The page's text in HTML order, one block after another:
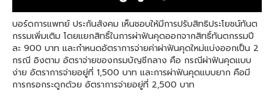
บอร์ดการแพทย์ ประกันสังคม เห็นชอบให้มีการปรับสิทธิประโยชน์ทันต
กรรมเพิ่มเติม โดยแยกสิทธิ์ในการผ่าฟันคุดออกจากสิทธิ์ทันตกรรมปี
ละ 900 บาท และกำหนดอัตราการจ่ายค่าผ่าฟันคุดใหม่แบ่งออกเป็น 2
กรณี อิงตาม อัตราจ่ายของกรมบัญชีกลาง คือ กรณีผ่าฟันคุดแบบ
ง่าย อัตราการจ่ายอยู่ที่ 1,500 บาท และการผ่าฟันคุดแบบยาก คือมี
การกรอกระดูกด้วย อัตราการจ่ายอยู่ที่ 2,500 บาท